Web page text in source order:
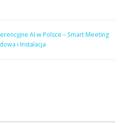
AI w Polsce – Smart Meeting
i Instalacja